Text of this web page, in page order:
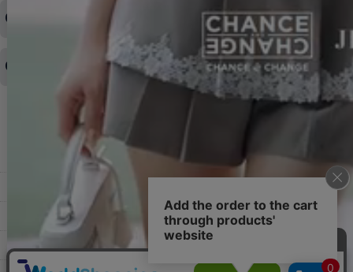
ご希望の場合は、お早めにご連絡を頂けますようお願い致します。
※発送後、発送準備が完了しお手続きが間に合わない場合は変更、
キャンセルをお断りさせて頂くことはがありますのであらかじめご
◆代金引換・クレジットカード・携帯キャリア決済・おねだり決
＞詳細は画像をタップ＜
商品や配送日時など、注文内容の変更はできますか？
◆商品発送前の変更は承っております。
すでに発送手配済みで、変更処理が間に合わない場合はご容赦くだ
領収書を発行してほしい
◆領収書はご希望頂いた場合のみ発行しております。
【これからご注文する場合】
STEP2「お届け先・お支払い」ページにて備考欄に下記の記載をお
①領収書希望
②宛名（空欄は上様は不可）
③但し書き（空欄やお品代は不可）
【すでにご注文が完了している場合】
ショッピングカート
マイページ